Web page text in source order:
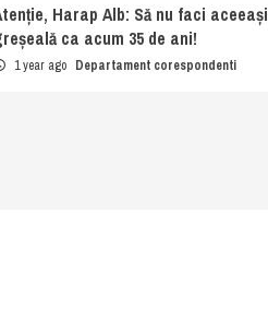
Harap Alb: Să nu faci aceeași
ca acum 35 de ani!
1 year ago Departament corespondenti